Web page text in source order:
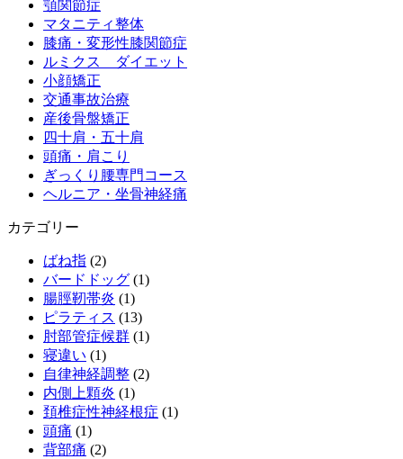
顎関節症
マタニティ整体
膝痛・変形性膝関節症
ルミクス ダイエット
小顔矯正
交通事故治療
産後骨盤矯正
四十肩・五十肩
頭痛・肩こり
ぎっくり腰専門コース
ヘルニア・坐骨神経痛
カテゴリー
ばね指 (2)
バードドッグ (1)
腸脛靭帯炎 (1)
ピラティス (13)
肘部管症候群 (1)
寝違い (1)
自律神経調整 (2)
内側上顆炎 (1)
頚椎症性神経根症 (1)
頭痛 (1)
背部痛 (2)